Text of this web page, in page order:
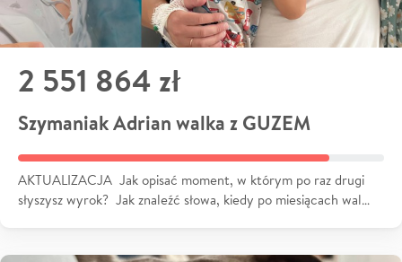
2 551 864 zł
Szymaniak Adrian walka z GUZEM
AKTUALIZACJA Jak opisać moment, w którym po raz drugi
słyszysz wyrok? Jak znaleźć słowa, kiedy po miesiącach wal…